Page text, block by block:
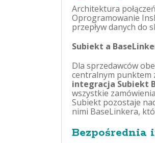
Architektura
Oprogramowanie
przepływ danych do
Subiekt a
Dla sprzedawców
centralnym punktem
integracja Subiekt
wszystkie
Subiekt pozostaje
nimi BaseLinkera,
Bezpośrednia